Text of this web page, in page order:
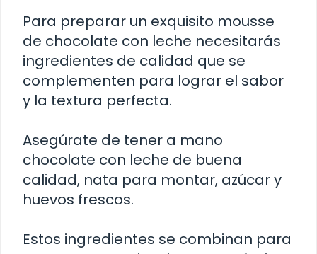
Para preparar un exquisito mousse
de chocolate con leche necesitarás
ingredientes de calidad que se
complementen para lograr el sabor
y la textura perfecta.
Asegúrate de tener a mano
chocolate con leche de buena
calidad, nata para montar, azúcar y
huevos frescos.
Estos ingredientes se combinan para